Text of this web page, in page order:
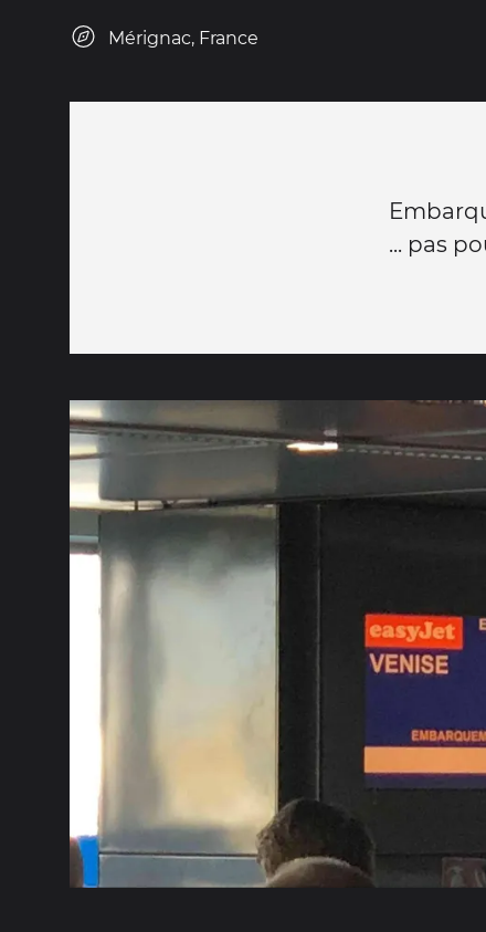
Mérignac, France
... pas